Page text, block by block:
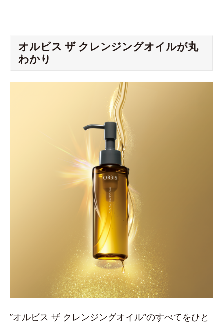
オルビス ザ クレンジングオイルが丸
わかり
”オルビス ザ クレンジングオイル”のすべてをひと